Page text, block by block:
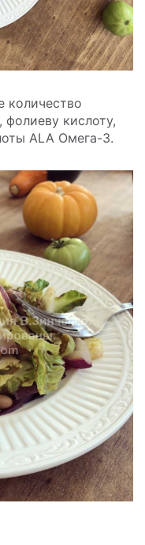
количество
кислоту,
ALA Омега-3.